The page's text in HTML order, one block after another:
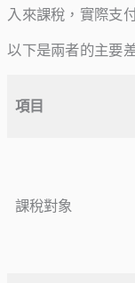
入來課稅，實際支
以下是兩者的主要
項目
課稅對象